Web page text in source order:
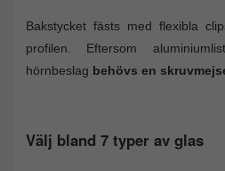
Bakstycket fästs med flexibla
profilen. Eftersom
hörnbeslag behövs en
Välj bland 7 typer av glas